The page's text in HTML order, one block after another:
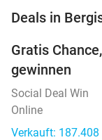
Deals in
Gratis
gewinnen
Social Deal Win
Online
Verkauft: 187.408